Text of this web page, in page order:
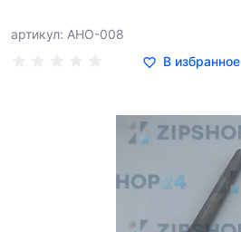
артикул: АНО-008
В избранное